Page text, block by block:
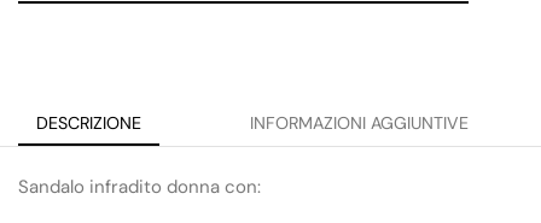
DESCRIZIONE INFORMAZIONI AGGIUNTIVE
Sandalo infradito donna con: